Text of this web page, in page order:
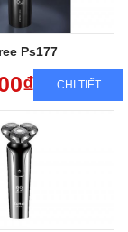
Ps177
CHI TIẾT